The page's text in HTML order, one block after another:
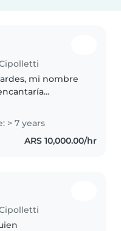
mi nombre
mi
a un hogar y
mi , tengo
> 7 years
ARS 10,000.00/hr